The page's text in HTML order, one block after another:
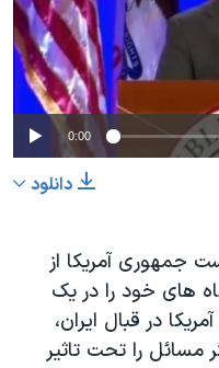
No media
0:00
دانلود
جمهوری آمریکا از
های خود را در یک
در قبال ایران،
مسائل را تحت تاثیر